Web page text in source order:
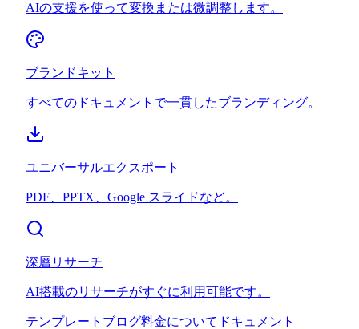
AIの支援を使って変換または微調整します。
ブランドキット
すべてのドキュメントで一貫したブランディング。
ユニバーサルエクスポート
PDF、PPTX、Google スライドなど。
深層リサーチ
AI搭載のリサーチがすぐに利用可能です。
テンプレート ブログ料金について ドキュメント